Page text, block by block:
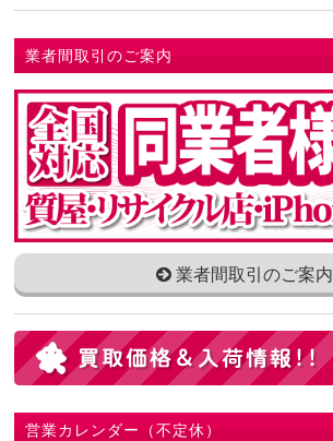
業者間取引のご案内
業者間取引のご案内
営業カレンダー（不定休）